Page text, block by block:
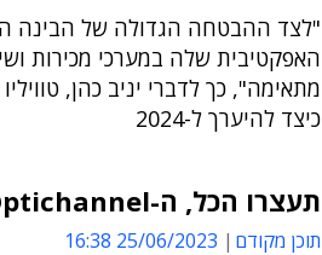
"לצד ההבטחה הגדולה של הבינה
האפקטיבית שלה במערכי מכירות
מתאימה", כך לדברי יניב כהן,
כיצד להיערך ל-2024
תעצרו הכל, ה-Optichannel כבר כאן!
תוכן מקודם 25/06/2023 16:38